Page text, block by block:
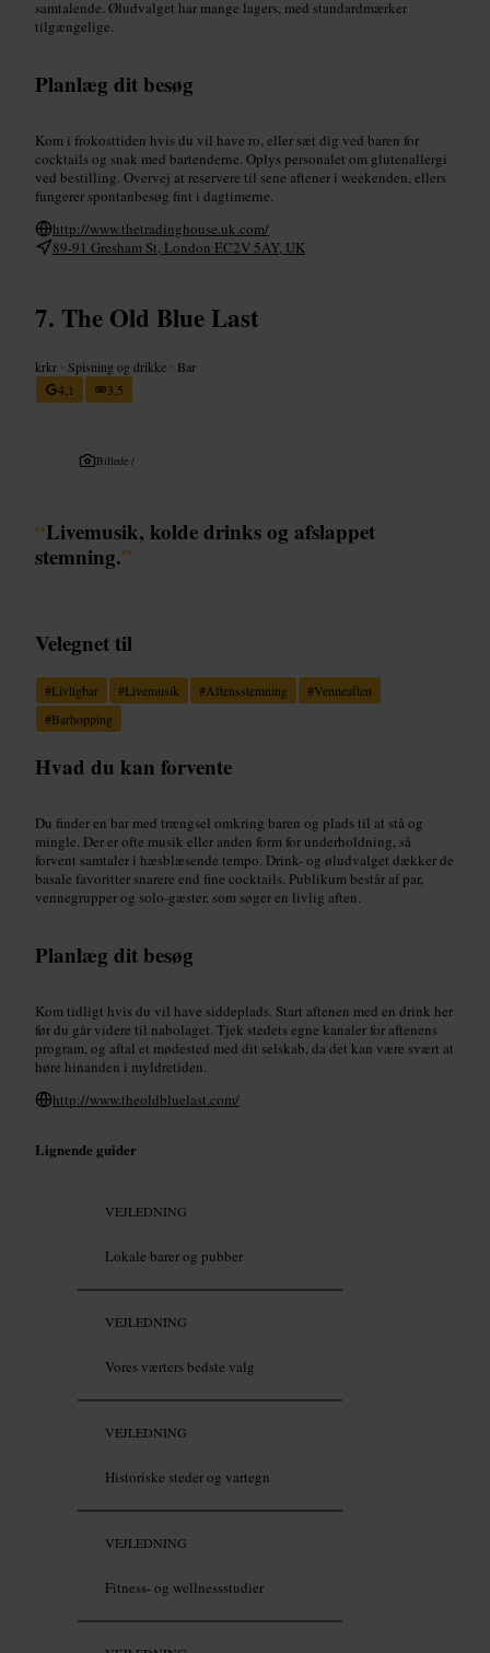
samtalende. Øludvalget har mange lagers, med standardmærker
tilgængelige.
Planlæg dit besøg
Kom i frokosttiden hvis du vil have ro, eller sæt dig ved baren for
cocktails og snak med bartenderne. Oplys personalet om glutenallergi
ved bestilling. Overvej at reservere til sene aftener i weekenden, ellers
fungerer spontanbesøg fint i dagtimerne.
http://www.thetradinghouse.uk.com/
89-91 Gresham St, London EC2V 5AY, UK
The Old Blue Last
krkr • Spisning og drikke • Bar
4,1
3,5
Billede /
“Livemusik, kolde drinks og afslappet
stemning.”
Velegnet til
#Livligbar #Livemusik #Aftensstemning #Venneaften
#Barhopping
Hvad du kan forvente
Du finder en bar med trængsel omkring baren og plads til at stå og
mingle. Der er ofte musik eller anden form for underholdning, så
forvent samtaler i hæsblæsende tempo. Drink- og øludvalget dækker de
basale favoritter snarere end fine cocktails. Publikum består af par,
vennegrupper og solo-gæster, som søger en livlig aften.
Planlæg dit besøg
Kom tidligt hvis du vil have siddeplads. Start aftenen med en drink her
før du går videre til nabolaget. Tjek stedets egne kanaler for aftenens
program, og aftal et mødested med dit selskab, da det kan være svært at
høre hinanden i myldretiden.
http://www.theoldbluelast.com/
Lignende guider
VEJLEDNING
Lokale barer og pubber
VEJLEDNING
Vores værters bedste valg
VEJLEDNING
Historiske steder og vartegn
VEJLEDNING
Fitness- og wellnessstudier